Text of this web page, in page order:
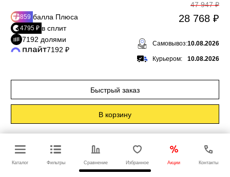
859 балла Плюса
4795 ₽ в сплит
7192 долями
7192 ₽
47 947 ₽
28 768 ₽
Самовывоз:10.08.2026
Курьером: 10.08.2026
Быстрый заказ
В корзину
mw-light
Каталог Фильтры Сравнение Избранное Акции Контакты